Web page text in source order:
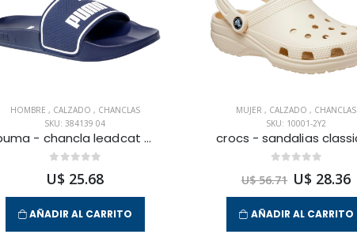
HOMBRE , CALZADO , CHANCLAS
SKU: 384139 04
puma - chancla leadcat 2.0 l12 para hombre
U$ 25.68
AÑADIR AL CARRITO
MUJER , CALZADO , CHANCLAS
SKU: 10001-2Y2
U$ 56.71 U$ 28.36
AÑADIR AL CARRITO